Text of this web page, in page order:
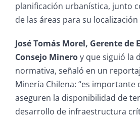
planificación urbanística, junto
de las áreas para su
José Tomás Morel, Gerente de
Consejo Mineroy que siguió la
normativa, señaló en un
Minería Chilena: “es importante
aseguren la disponibilidad de
desarrollo de infraestructura